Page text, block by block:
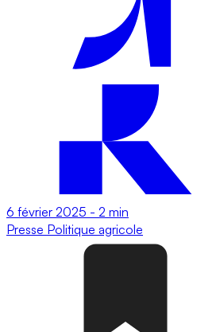
6 février 2025 - 2 min
Presse Politique agricole